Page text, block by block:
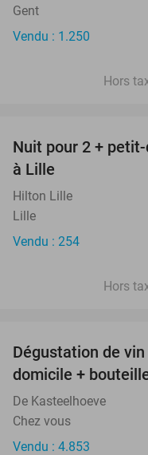
Gent
Vendu : 1.250
Hors
Nuit pour 2 +
à Lille
Hilton Lille
Lille
Vendu : 254
Hors
Dégustation de
domicile +
De Kasteelhoeve
Chez vous
Vendu : 4.853